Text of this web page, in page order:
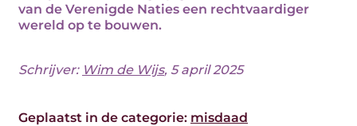
van de Verenigde Naties een rechtvaardiger
wereld op te bouwen.
Schrijver: Wim de Wijs, 5 april 2025
Geplaatst in de categorie: misdaad